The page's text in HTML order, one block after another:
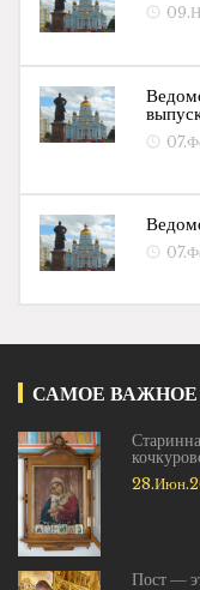
САМОЕ ВАЖНОЕ
Пост —